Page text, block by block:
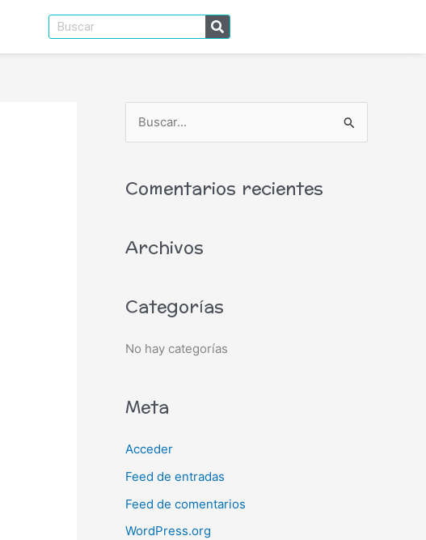
Buscar
c
r
:
Comentarios recientes
Archivos
Categorías
No hay categorías
Meta
Acceder
Feed de entradas
Feed de comentarios
WordPress.org